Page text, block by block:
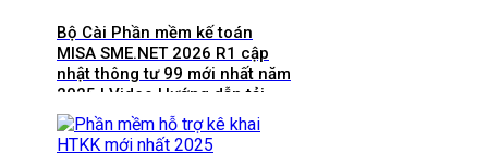
Bộ Cài Phần mềm kế toán
MISA SME.NET 2026 R1 cập
nhật thông tư 99 mới nhất năm
2025 | Video Hướng dẫn tải
Download cài đặt